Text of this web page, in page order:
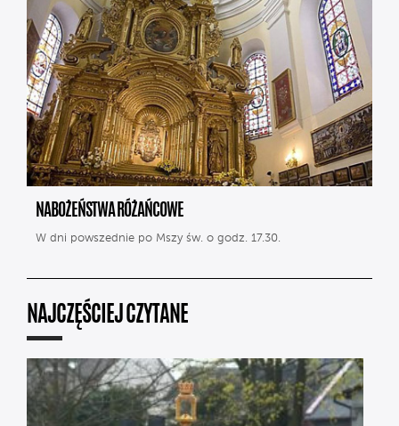
NABOŻEŃSTWA RÓŻAŃCOWE
W dni powszednie po Mszy św. o godz. 17.30.
NAJCZĘŚCIEJ CZYTANE